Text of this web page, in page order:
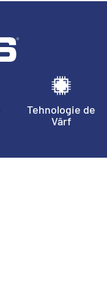
Tehnologie de
Vârf